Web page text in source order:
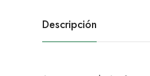
Descripción